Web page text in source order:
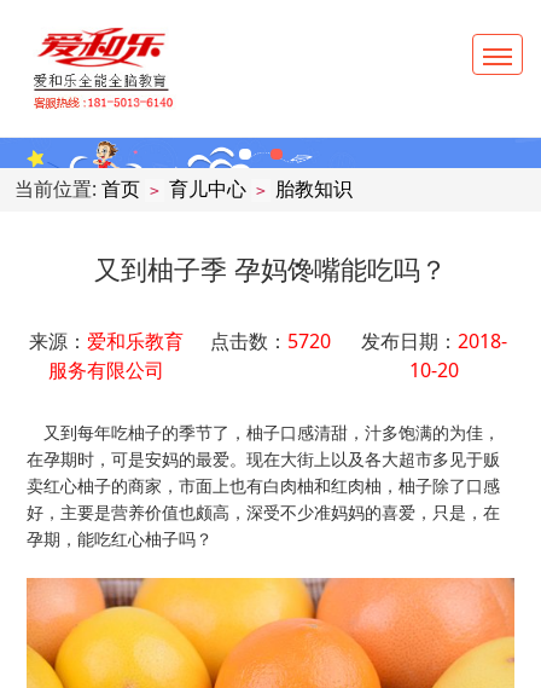
当前位置: 首页 > 育儿中心 > 胎教知识
又到柚子季 孕妈馋嘴能吃吗？
来源： 爱和乐教育
服务有限公司
点击数： 5720 发布日期：2018-
10-20
又到每年吃柚子的季节了，柚子口感清甜，汁多饱满的为佳，
在孕期时，可是安妈的最爱。现在大街上以及各大超市多见于贩
卖红心柚子的商家，市面上也有白肉柚和红肉柚，柚子除了口感
好，主要是营养价值也颇高，深受不少准妈妈的喜爱，只是，在
孕期，能吃红心柚子吗？